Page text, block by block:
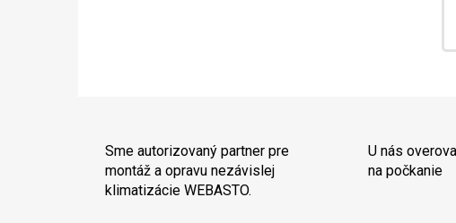
Sme autorizovaný partner pre
montáž a opravu nezávislej
klimatizácie WEBASTO.
U nás
na počkanie